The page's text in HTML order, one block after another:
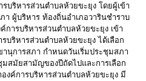
บริหารส่วนตำบลห้วยขะยุง โดยผู้เข้า
ผู้บริหาร ท้องถิ่นอำเภอวารินชำราบ
ารบริหารส่วนตำบลห้วยขะยุง เข้า
บริหารส่วนตำบลห้วยขะยุง ได้เลือก
านุการสภา กำหนดวันเริ่มประชุมสภา
สมัยสามัญของปีถัดไปและการเลือก
งค์การบริหารส่วนตำบลห้วยขะยุง มี